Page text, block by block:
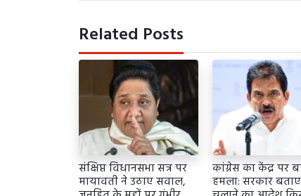
Related Posts
संक्षिप्त विधानसभा सत्र पर
मायावती ने उठाए सवाल,
कांग्रेस का केंद्र पर
हमला: सरकार